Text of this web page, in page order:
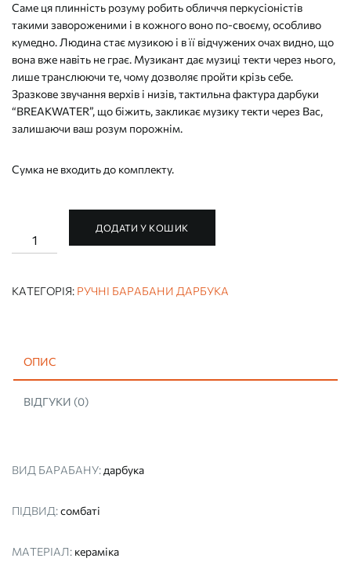
Саме ця плинність розуму робить обличчя перкусіоністів
такими завороженими і в кожного воно по-своєму, особливо
кумедно. Людина стає музикою і в її відчужених очах видно, що
вона вже навіть не грає. Музикант дає музиці текти через нього,
лише транслюючи те, чому дозволяє пройти крізь себе.
Зразкове звучання верхів і низів, тактильна фактура дарбуки
“BREAKWATER”, що біжить, закликає музику текти через Вас,
залишаючи ваш розум порожнім.
Сумка не входить до комплекту.
РУЧНИЙ
БАРАБАН
"ХВИЛЕРІЗ"
(КЕРАМІЧНА
ДОДАТИ У КОШИК
КАТЕГОРІЯ: РУЧНІ БАРАБАНИ ДАРБУКА
ОПИС
ВІДГУКИ (0)
ВИД БАРАБАНУ: дарбука
ПІДВИД:сомбаті
МАТЕРІАЛ: кераміка